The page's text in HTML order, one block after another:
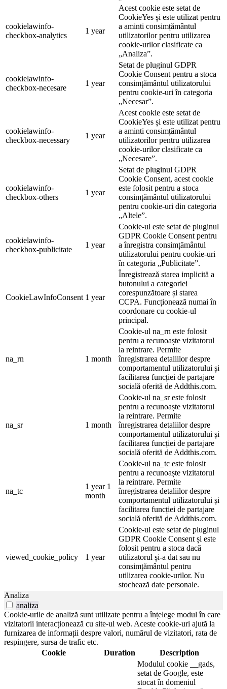
cookielawinfo-
checkbox-analytics
1 year
Acest cookie este setat de
CookieYes și este utilizat pentru
a aminti consimțământul
utilizatorilor pentru utilizarea
cookie-urilor clasificate ca
„Analiza”.
cookielawinfo-
checkbox-necesare
1 year
Setat de pluginul GDPR
Cookie Consent pentru a stoca
consimțământul utilizatorului
pentru cookie-uri în categoria
„Necesar”.
cookielawinfo-
checkbox-necessary
1 year
Acest cookie este setat de
CookieYes și este utilizat pentru
a aminti consimțământul
utilizatorilor pentru utilizarea
cookie-urilor clasificate ca
„Necesare”.
cookielawinfo-
checkbox-others
1 year
Setat de pluginul GDPR
Cookie Consent, acest cookie
este folosit pentru a stoca
consimțământul utilizatorului
pentru cookie-uri din categoria
„Altele”.
cookielawinfo-
checkbox-publicitate
1 year
Cookie-ul este setat de pluginul
GDPR Cookie Consent pentru
a înregistra consimțământul
utilizatorului pentru cookie-uri
în categoria „Publicitate”.
CookieLawInfoConsent 1 year
Înregistrează starea implicită a
butonului a categoriei
corespunzătoare și starea
CCPA. Funcționează numai în
coordonare cu cookie-ul
principal.
na_rn 1 month
Cookie-ul na_rn este folosit
pentru a recunoaște vizitatorul
la reintrare. Permite
înregistrarea detaliilor despre
comportamentul utilizatorului și
facilitarea funcției de partajare
socială oferită de Addthis.com.
na_sr 1 month
Cookie-ul na_sr este folosit
pentru a recunoaște vizitatorul
la reintrare. Permite
înregistrarea detaliilor despre
comportamentul utilizatorului și
facilitarea funcției de partajare
socială oferită de Addthis.com.
na_tc
1 year 1
month
Cookie-ul na_tc este folosit
pentru a recunoaște vizitatorul
la reintrare. Permite
înregistrarea detaliilor despre
comportamentul utilizatorului și
facilitarea funcției de partajare
socială oferită de Addthis.com.
viewed_cookie_policy 1 year
Cookie-ul este setat de pluginul
GDPR Cookie Consent și este
folosit pentru a stoca dacă
utilizatorul și-a dat sau nu
consimțământul pentru
utilizarea cookie-urilor. Nu
stochează date personale.
Analiza
analiza
Cookie-urile de analiză sunt utilizate pentru a înțelege modul în care
vizitatorii interacționează cu site-ul web. Aceste cookie-uri ajută la
furnizarea de informații despre valori, numărul de vizitatori, rata de
respingere, sursa de trafic etc.
Cookie
Duration Description
Modulul cookie __gads,
setat de Google, este
stocat în domeniul